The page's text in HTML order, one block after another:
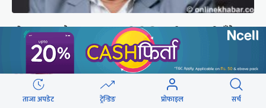
‘भेलामा गएकै कारण जनप्रतिनिधिलाई कारबाही हुँदैन’
ताजा अपडेट ट्रेन्डिङ प्रोफाइल सर्च